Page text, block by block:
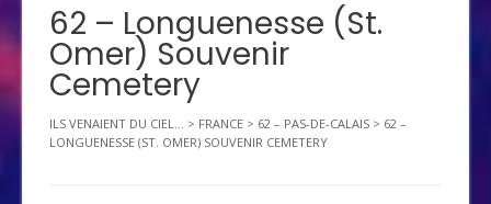
62 – Longuenesse (St.
Omer) Souvenir
Cemetery
ILS VENAIENT DU CIEL... > FRANCE > 62 – PAS-DE-CALAIS > 62 –
LONGUENESSE (ST. OMER) SOUVENIR CEMETERY